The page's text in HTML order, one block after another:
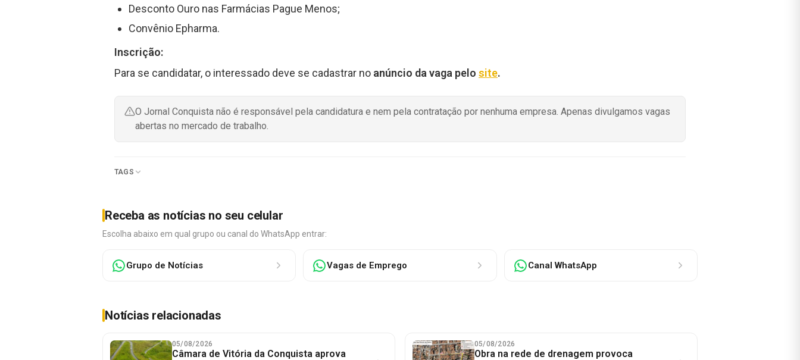
Desconto Ouro nas Farmácias Pague Menos;
Convênio Epharma.
Inscrição:
Para se candidatar, o interessado deve se cadastrar no anúncio da vaga pelo site.
O Jornal Conquista não é responsável pela candidatura e nem pela contratação por nenhuma empresa. Apenas divulgamos vagas
abertas no mercado de trabalho.
TAGS
Receba as notícias no seu celular
Escolha abaixo em qual grupo ou canal do WhatsApp entrar:
Grupo de Notícias Vagas de Emprego Canal WhatsApp
Notícias relacionadas
05/08/2026
Câmara de Vitória da Conquista aprova
05/08/2026
Obra na rede de drenagem provoca